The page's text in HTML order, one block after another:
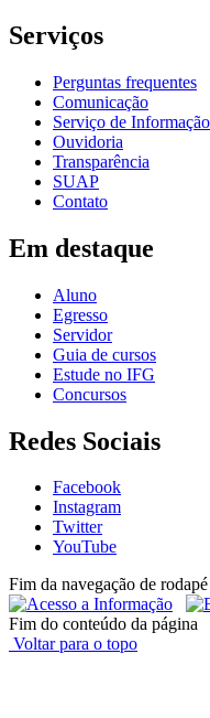
Serviços
Perguntas frequentes
Comunicação
Serviço de
Ouvidoria
Transparência
SUAP
Contato
Em destaque
Aluno
Egresso
Servidor
Guia de cursos
Estude no IFG
Concursos
Redes Sociais
Facebook
Instagram
Twitter
YouTube
Fim da navegação de rodapé
Fim do conteúdo da página
Voltar para o topo